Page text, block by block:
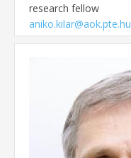
research fellow
aniko.kilar@aok.pte.hu